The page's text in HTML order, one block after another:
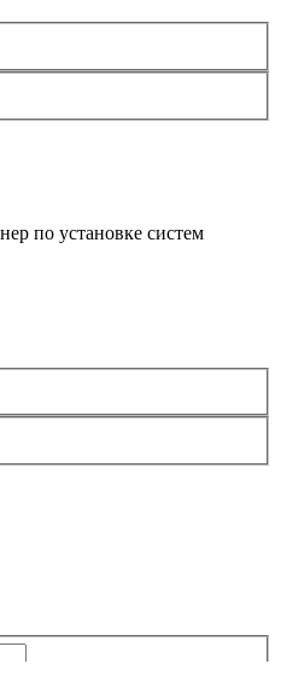
по установке систем